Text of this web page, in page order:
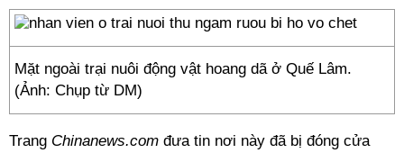
Mặt ngoài trại nuôi động vật hoang dã ở Quế Lâm.
(Ảnh: Chụp từ DM)
Trang Chinanews.com đưa tin nơi này đã bị đóng cửa